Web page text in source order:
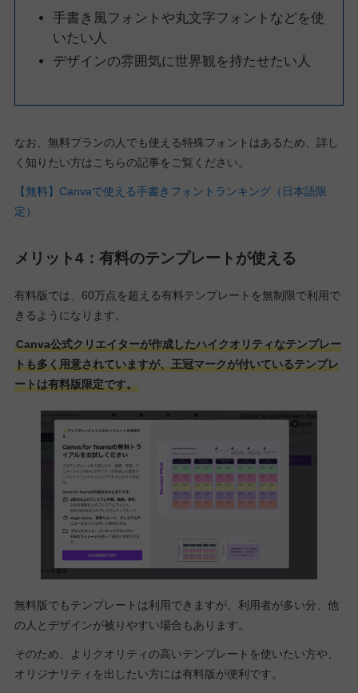
手書き風フォントや丸文字フォントなどを使
いたい人
デザインの雰囲気に世界観を持たせたい人
なお、無料プランの人でも使える特殊フォントはあるため、詳し
く知りたい方はこちらの記事をご覧ください。
【無料】Canvaで使える手書きフォントランキング（日本語限
定）
メリット4：有料のテンプレートが使える
有料版では、60万点を超える有料テンプレートを無制限で利用で
きるようになります。
Canva公式クリエイターが作成したハイクオリティなテンプレー
トも多く用意されていますが、王冠マークが付いているテンプレ
ートは有料版限定です。
無料版でもテンプレートは利用できますが、利用者が多い分、他
の人とデザインが被りやすい場合もあります。
そのため、よりクオリティの高いテンプレートを使いたい方や、
オリジナリティを出したい方には有料版が便利です。